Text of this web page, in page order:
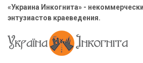
«Украина Инкогнита» -
энтузиастов краеведения.